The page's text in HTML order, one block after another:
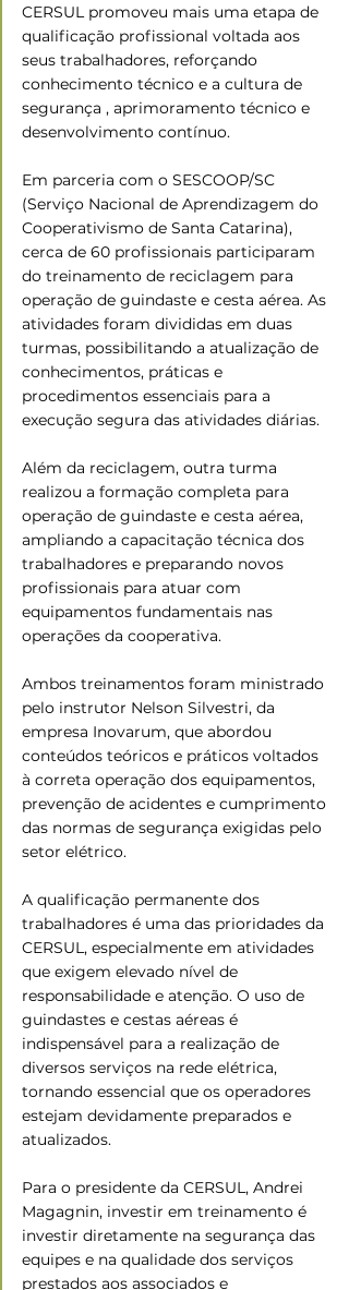
CERSUL promoveu mais uma etapa de
qualificação profissional voltada aos
seus trabalhadores, reforçando
conhecimento técnico e a cultura de
segurança , aprimoramento técnico e
desenvolvimento contínuo.
Em parceria com o SESCOOP/SC
(Serviço Nacional de Aprendizagem do
Cooperativismo de Santa Catarina),
cerca de 60 profissionais participaram
do treinamento de reciclagem para
operação de guindaste e cesta aérea. As
atividades foram divididas em duas
turmas, possibilitando a atualização de
conhecimentos, práticas e
procedimentos essenciais para a
execução segura das atividades diárias.
Além da reciclagem, outra turma
realizou a formação completa para
operação de guindaste e cesta aérea,
ampliando a capacitação técnica dos
trabalhadores e preparando novos
profissionais para atuar com
equipamentos fundamentais nas
operações da cooperativa.
Ambos treinamentos foram ministrado
pelo instrutor Nelson Silvestri, da
empresa Inovarum, que abordou
conteúdos teóricos e práticos voltados
à correta operação dos equipamentos,
prevenção de acidentes e cumprimento
das normas de segurança exigidas pelo
setor elétrico.
A qualificação permanente dos
trabalhadores é uma das prioridades da
CERSUL, especialmente em atividades
que exigem elevado nível de
responsabilidade e atenção. O uso de
guindastes e cestas aéreas é
indispensável para a realização de
diversos serviços na rede elétrica,
tornando essencial que os operadores
estejam devidamente preparados e
atualizados.
Para o presidente da CERSUL, Andrei
Magagnin, investir em treinamento é
investir diretamente na segurança das
equipes e na qualidade dos serviços
prestados aos associados e